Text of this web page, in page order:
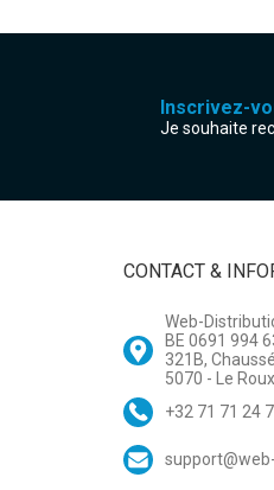
Inscrivez-
Je souhaite
CONTACT &
Web-
BE 0691 994
321B,
5070 - Le Roux
+32 71 71 24